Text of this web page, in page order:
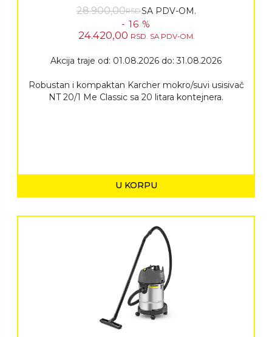
28.900,00RSD.SA PDV-OM.
- 16 %
24.420,00 RSD. SA PDV-OM.
Akcija traje od: 01.08.2026 do: 31.08.2026
Robustan i kompaktan Karcher mokro/suvi usisivač
NT 20/1 Me Classic sa 20 litara kontejnera.
U KORPU